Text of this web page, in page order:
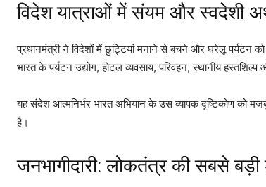
विदेश यात्राओं में संयम और स्वदेशी
प्रधानमंत्री ने विदेशों में छुट्टियां मनाने से बचने और घरेलू पर्यटन
भारत के पर्यटन उद्योग, होटल व्यवसाय, परिवहन, स्थानीय
यह संदेश आत्मनिर्भर भारत अभियान के उस व्यापक दृष्टिकोण को
है।
जनभागीदारी: लोकतंत्र की सबसे बड़ी